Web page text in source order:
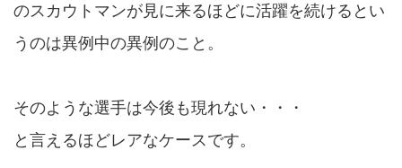
のスカウトマンが見に来るほどに活躍を続けるとい
うのは異例中の異例のこと。
そのような選手は今後も現れない・・・
と言えるほどレアなケースです。